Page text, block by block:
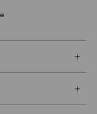
en mesure
postales ou
du
y avoir un délai
par e-mail.